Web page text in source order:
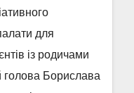
для
із родичами
голова Борислава